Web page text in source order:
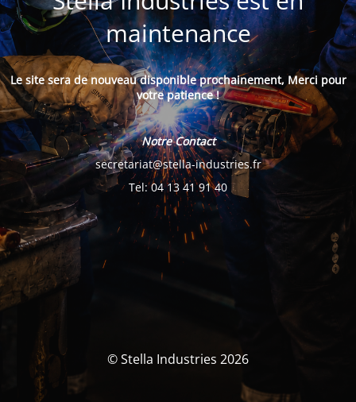
maintenance
Le site sera de nouveau disponible prochainement, Merci pour
votre patience !
Notre Contact
secretariat@stella-industries.fr
Tel: 04 13 41 91 40
© Stella Industries 2026